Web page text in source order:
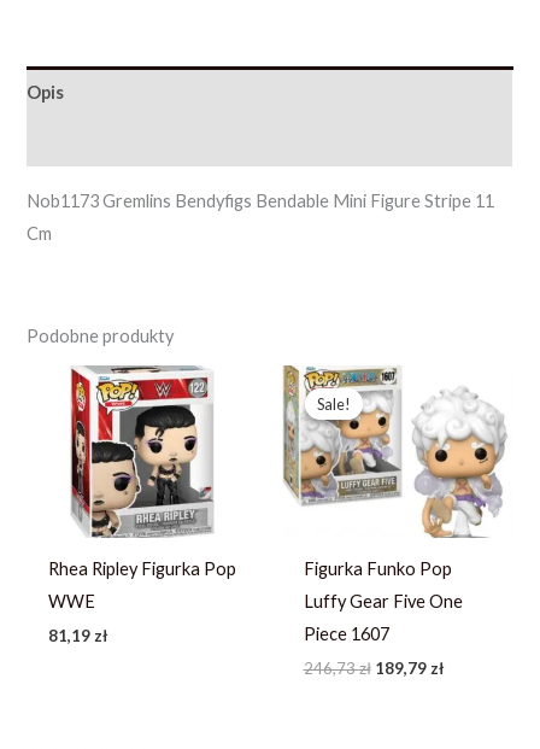
Opis
Nob1173 Gremlins Bendyfigs Bendable Mini Figure Stripe 11
Cm
Podobne produkty
Rhea Ripley Figurka Pop
WWE
81,19 zł
Sale!
Sale!
Figurka Funko Pop
Luffy Gear Five One
Piece 1607
246,73zł
Pierwotna
cena
wynosiła:
246,73 zł.
189,79 zł
cena
wynosi:
189,79 zł.